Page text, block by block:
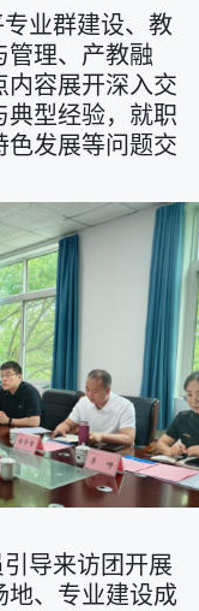
业群建设、教
管理、产教融
内容展开深入交
典型经验，就职
色发展等问题交
导来访团开展
地、专业建设成